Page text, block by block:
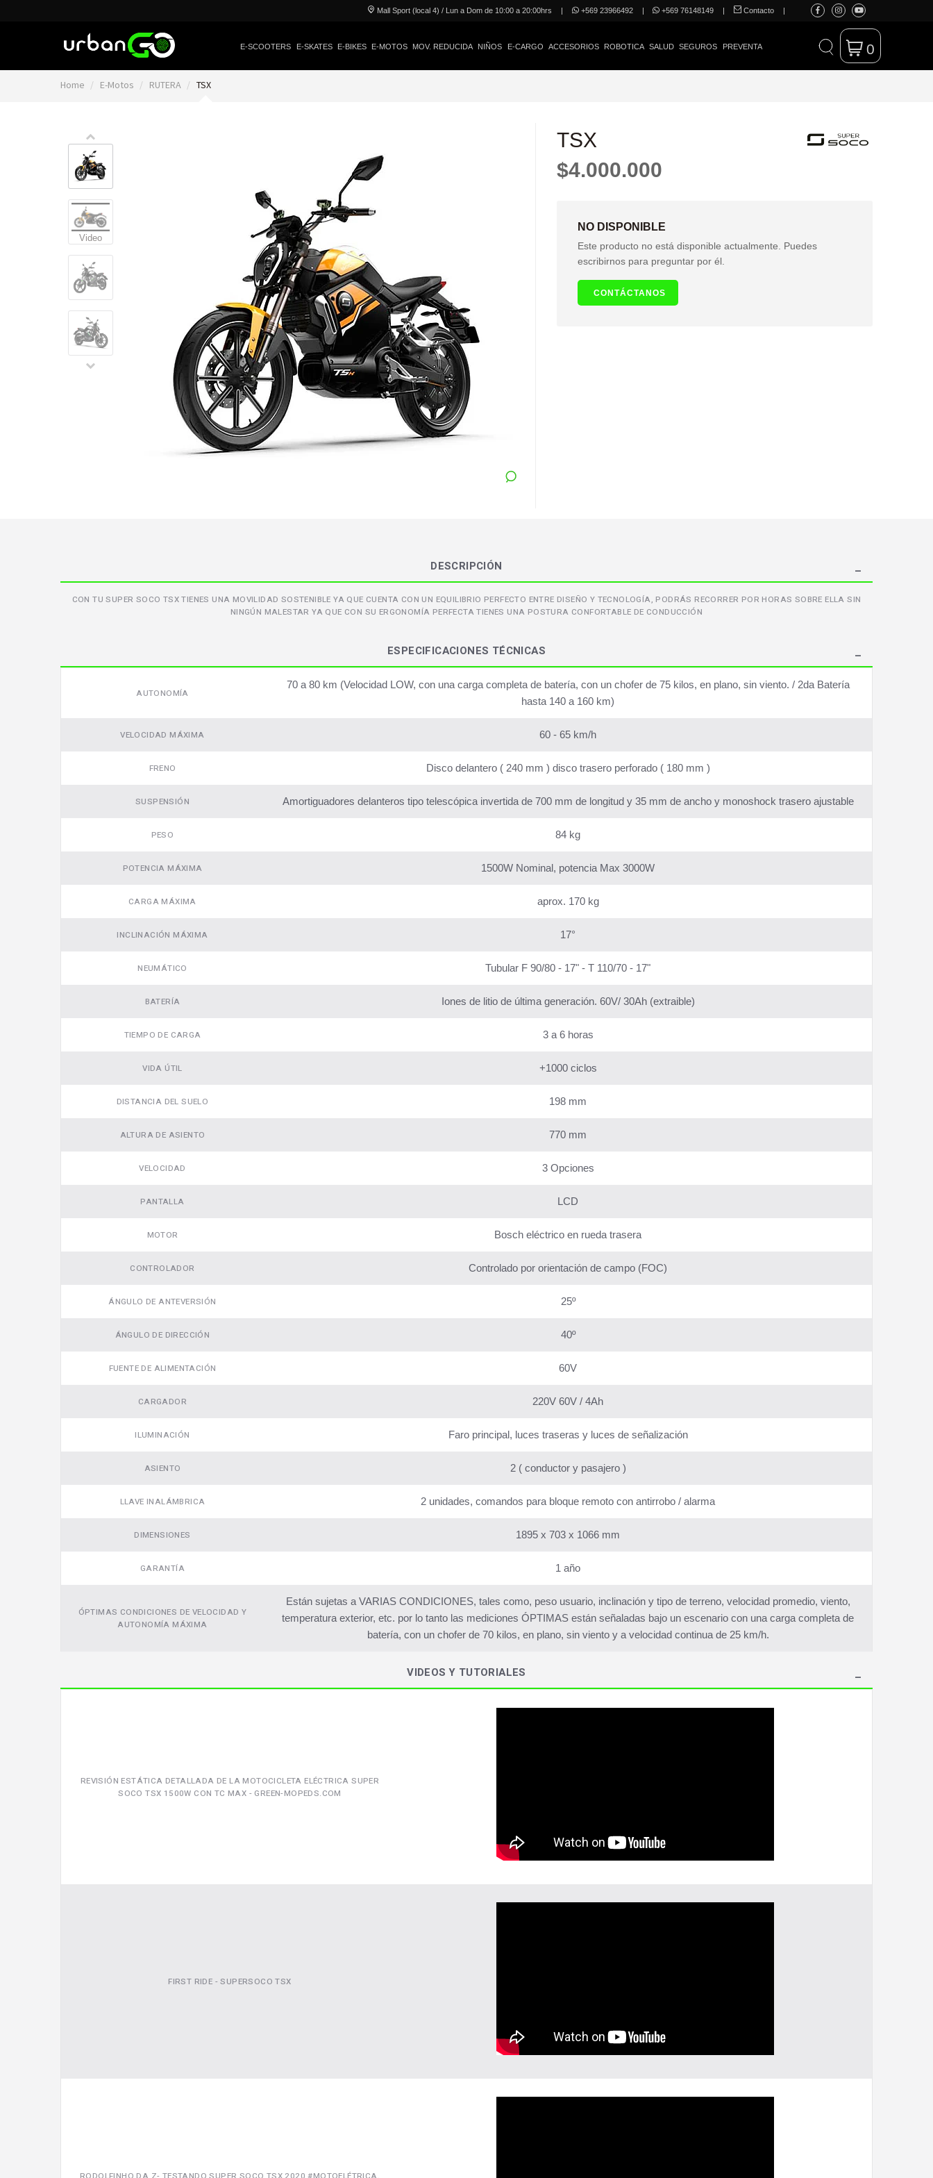
Mall Sport (local 4) / Lun a Dom de 10:00 a 20:00hrs | +569 23966492 | +569 76148149 | Contacto |
E-SCOOTERS E-SKATES E-BIKES E-MOTOS MOV. REDUCIDA NIÑOS E-CARGO ACCESORIOS ROBOTICA SALUD SEGUROS PREVENTA 0
Home E-Motos RUTERA TSX
Video
TSX
$4.000.000
NO DISPONIBLE
Este producto no está disponible actualmente. Puedes
escribirnos para preguntar por él.
CONTÁCTANOS
DESCRIPCIÓN
CON TU SUPER SOCO TSX TIENES UNA MOVILIDAD SOSTENIBLE YA QUE CUENTA CON UN EQUILIBRIO PERFECTO ENTRE DISEÑO Y TECNOLOGÍA, PODRÁS RECORRER POR HORAS SOBRE ELLA SIN
NINGÚN MALESTAR YA QUE CON SU ERGONOMÍA PERFECTA TIENES UNA POSTURA CONFORTABLE DE CONDUCCIÓN
ESPECIFICACIONES TÉCNICAS
AUTONOMÍA
70 a 80 km (Velocidad LOW, con una carga completa de batería, con un chofer de 75 kilos, en plano, sin viento. / 2da Batería
hasta 140 a 160 km)
VELOCIDAD MÁXIMA 60 - 65 km/h
FRENO Disco delantero ( 240 mm ) disco trasero perforado ( 180 mm )
SUSPENSIÓN Amortiguadores delanteros tipo telescópica invertida de 700 mm de longitud y 35 mm de ancho y monoshock trasero ajustable
PESO 84 kg
POTENCIA MÁXIMA 1500W Nominal, potencia Max 3000W
CARGA MÁXIMA aprox. 170 kg
INCLINACIÓN MÁXIMA 17°
NEUMÁTICO Tubular F 90/80 - 17" - T 110/70 - 17"
BATERÍA Iones de litio de última generación. 60V/ 30Ah (extraible)
TIEMPO DE CARGA 3 a 6 horas
VIDA ÚTIL +1000 ciclos
DISTANCIA DEL SUELO 198 mm
ALTURA DE ASIENTO 770 mm
VELOCIDAD 3 Opciones
PANTALLA LCD
MOTOR Bosch eléctrico en rueda trasera
CONTROLADOR Controlado por orientación de campo (FOC)
ÁNGULO DE ANTEVERSIÓN 25º
ÁNGULO DE DIRECCIÓN 40º
FUENTE DE ALIMENTACIÓN 60V
CARGADOR 220V 60V / 4Ah
ILUMINACIÓN Faro principal, luces traseras y luces de señalización
ASIENTO 2 ( conductor y pasajero )
LLAVE INALÁMBRICA 2 unidades, comandos para bloque remoto con antirrobo / alarma
DIMENSIONES 1895 x 703 x 1066 mm
GARANTÍA 1 año
ÓPTIMAS CONDICIONES DE VELOCIDAD Y
AUTONOMÍA MÁXIMA
Están sujetas a VARIAS CONDICIONES, tales como, peso usuario, inclinación y tipo de terreno, velocidad promedio, viento,
temperatura exterior, etc. por lo tanto las mediciones ÓPTIMAS están señaladas bajo un escenario con una carga completa de
batería, con un chofer de 70 kilos, en plano, sin viento y a velocidad continua de 25 km/h.
VIDEOS Y TUTORIALES
REVISIÓN ESTÁTICA DETALLADA DE LA MOTOCICLETA ELÉCTRICA SUPER
SOCO TSX 1500W CON TC MAX - GREEN-MOPEDS.COM
FIRST RIDE - SUPERSOCO TSX